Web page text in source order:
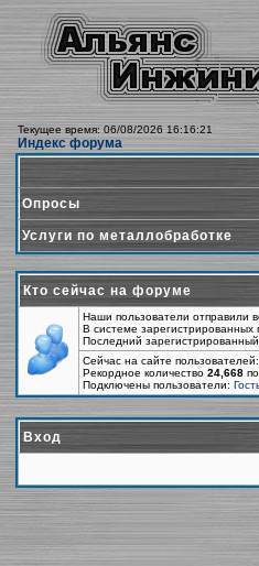
Текущее время: 06/08/2026 16:16:21
Индекс форума
Опросы
Услуги по металлобработке
Кто сейчас на форуме
Наши пользователи отправили
В системе зарегистрированных
Последний
Сейчас на сайте
Рекордное количество 24,668
Подключены пользователи:
Вход